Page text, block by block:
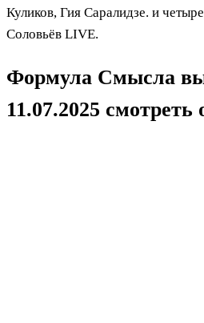
Куликов, Гия Саралидзе. и
Соловьёв LIVE.
Формула Смысла
11.07.2025 смотреть